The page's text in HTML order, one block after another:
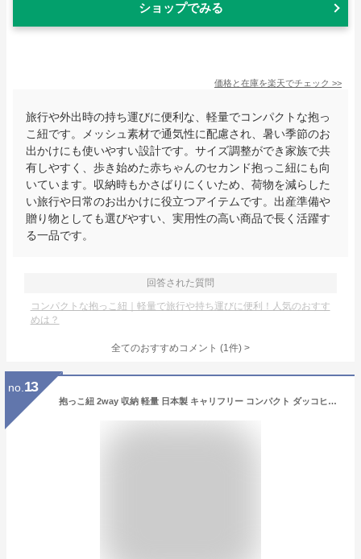
ショップでみる
価格と在庫を楽天でチェック >>
旅行や外出時の持ち運びに便利な、軽量でコンパクトな抱っ
こ紐です。メッシュ素材で通気性に配慮され、暑い季節のお
出かけにも使いやすい設計です。サイズ調整ができ家族で共
有しやすく、歩き始めた赤ちゃんのセカンド抱っこ紐にも向
いています。収納時もかさばりにくいため、荷物を減らした
い旅行や日常のお出かけに役立つアイテムです。出産準備や
贈り物としても選びやすい、実用性の高い商品で長く活躍す
る一品です。
回答された質問
コンパクトな抱っこ紐｜軽量で旅行や持ち運びに便利！人気のおすす
めは？
全てのおすすめコメント (1件) >
no. 13
抱っこ紐 2way 収納 軽量 日本製 キャリフリー コンパクト ダッコヒモ （ 送料無料 対面抱き おんぶ 抱っこひも ウエストポーチ 日本エイテックス ベビーキャリー ポケッタブル おんぶ紐 折り畳み 持ち運び ）